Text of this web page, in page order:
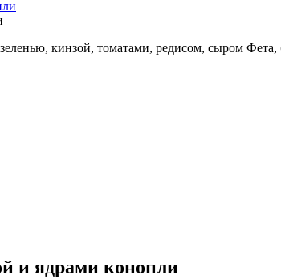
кинзой, томатами, редисом, сыром Фета,
и ядрами конопли